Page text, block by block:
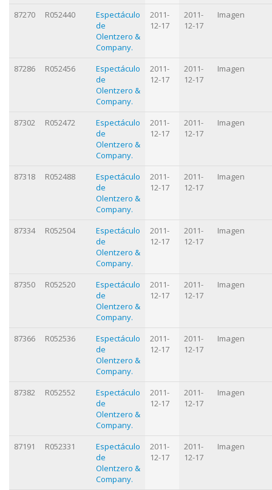
87270 R052440
Espectáculo
de
Olentzero &
Company.
2011-
12-17
2011-
12-17
Imagen
87286 R052456
Espectáculo
de
Olentzero &
Company.
2011-
12-17
2011-
12-17
Imagen
87302 R052472
Espectáculo
de
Olentzero &
Company.
2011-
12-17
2011-
12-17
Imagen
87318 R052488
Espectáculo
de
Olentzero &
Company.
2011-
12-17
2011-
12-17
Imagen
87334 R052504
Espectáculo
de
Olentzero &
Company.
2011-
12-17
2011-
12-17
Imagen
87350 R052520
Espectáculo
de
Olentzero &
Company.
2011-
12-17
2011-
12-17
Imagen
87366 R052536
Espectáculo
de
Olentzero &
Company.
2011-
12-17
2011-
12-17
Imagen
87382 R052552
Espectáculo
de
Olentzero &
Company.
2011-
12-17
2011-
12-17
Imagen
87191 R052331
Espectáculo
de
Olentzero &
Company.
2011-
12-17
2011-
12-17
Imagen